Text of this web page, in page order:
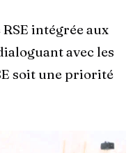
intégrée aux
avec les
soit une priorité